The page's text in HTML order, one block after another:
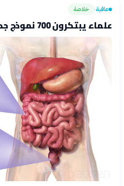
عافية› خلاصة
علماء يبتكرون 700 نموذج جديد لأورام السرطان